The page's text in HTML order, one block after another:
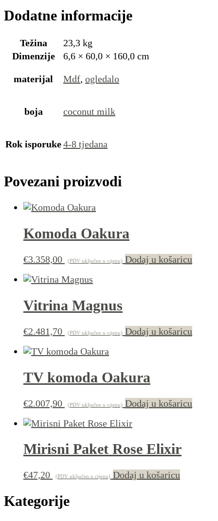
Dodatne informacije
Težina
23,3 kg
Dimenzije
6,6 × 60,0 × 160,0 cm
materijal Mdf, ogledalo
boja coconut milk
Rok isporuke4-8 tjedana
Povezani proizvodi
Komoda Oakura
€3.358,00 (PDV uključen u cijenu) Dodaj u košaricu
Vitrina Magnus
€2.481,70 (PDV uključen u cijenu) Dodaj u košaricu
TV komoda Oakura
€2.007,90 (PDV uključen u cijenu) Dodaj u košaricu
Mirisni Paket Rose Elixir
€47,20 (PDV uključen u cijenu) Dodaj u košaricu
Kategorije